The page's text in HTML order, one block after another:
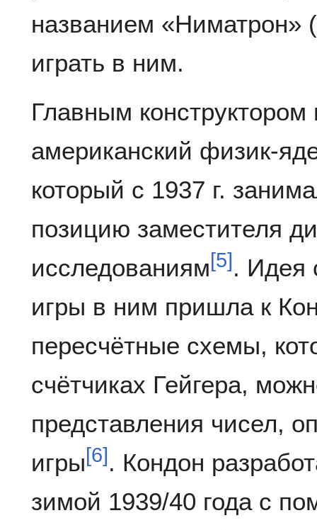
названием «Ниматрон»
играть в ним.
Главным
американский физик-
который с 1937 г.
позицию заместителя
исследованиям[5] . Идея
игры в ним пришла к
пересчётные схемы,
счётчиках Гейгера,
представления чисел,
игры[6] . Кондон
зимой 1939/40 года с